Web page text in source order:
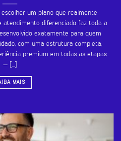
um plano que realmente
atendimento diferenciado faz toda a
exatamente para quem
com uma estrutura completa,
premium em todas as etapas
— [...]
MAIS